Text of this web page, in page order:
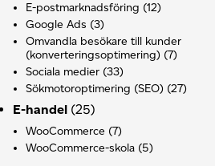
E-postmarknadsföring (12)
Google Ads (3)
Omvandla besökare till kunder
(konverteringsoptimering) (7)
Sociala medier (33)
Sökmotoroptimering (SEO) (27)
E-handel (25)
WooCommerce (7)
WooCommerce-skola (5)